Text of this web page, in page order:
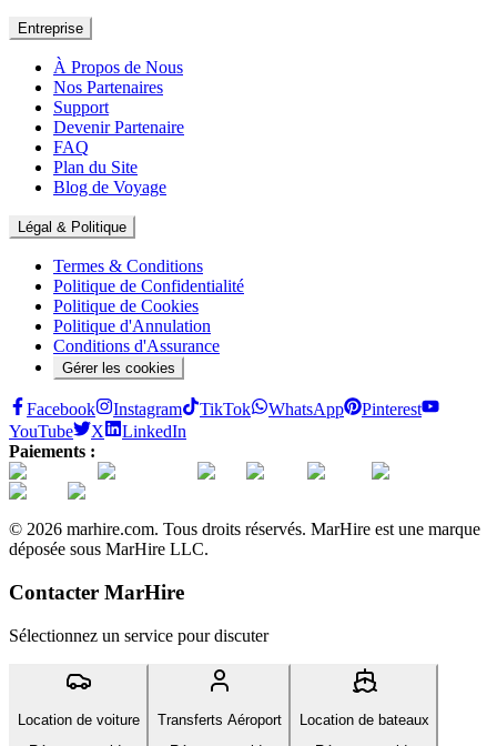
Entreprise
À Propos de Nous
Nos Partenaires
Support
Devenir Partenaire
FAQ
Plan du Site
Blog de Voyage
Légal & Politique
Termes & Conditions
Politique de Confidentialité
Politique de Cookies
Politique d'Annulation
Conditions d'Assurance
Gérer les cookies
Facebook Instagram TikTok WhatsApp
Pinterest
YouTube
X
LinkedIn
Paiements :
© 2026 marhire.com. Tous droits réservés. MarHire est une marque
déposée sous MarHire LLC.
Contacter MarHire
Sélectionnez un service pour discuter
Location de voiture
Transferts Aéroport
Location de bateaux